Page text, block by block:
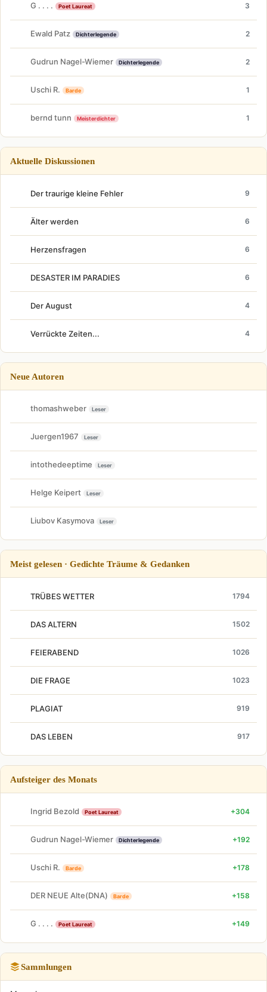
G . . . . Poet Laureat 3
Ewald Patz Dichterlegende 2
Gudrun Nagel-Wiemer Dichterlegende 2
Uschi R. Barde 1
bernd tunn Meisterdichter 1
Aktuelle Diskussionen
Der traurige kleine Fehler 9
Älter werden 6
Herzensfragen 6
DESASTER IM PARADIES 6
Der August 4
Verrückte Zeiten... 4
Neue Autoren
thomashweber Leser
Juergen1967 Leser
intothedeeptime Leser
Helge Keipert Leser
Liubov Kasymova Leser
Meist gelesen · Gedichte Träume & Gedanken
TRÜBES WETTER 1794
DAS ALTERN 1502
FEIERABEND 1026
DIE FRAGE 1023
PLAGIAT 919
DAS LEBEN 917
Aufsteiger des Monats
Ingrid Bezold Poet Laureat +304
Gudrun Nagel-Wiemer Dichterlegende +192
Uschi R. Barde +178
DER NEUE Alte(DNA) Barde +158
G . . . . Poet Laureat +149
Sammlungen